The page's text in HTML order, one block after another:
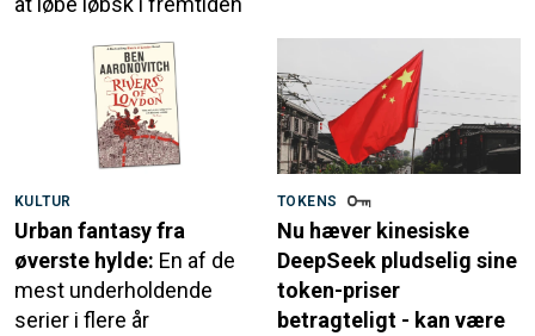
KULTUR
Urban fantasy fra
øverste hylde: En af de
mest underholdende
serier i flere år
TOKENS
Nu hæver kinesiske
DeepSeek pludselig sine
token-priser
betragteligt - kan være